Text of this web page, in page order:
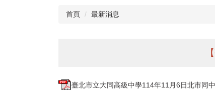
首頁 最新消息
臺北市立大同高級中學114年11月6日北市同